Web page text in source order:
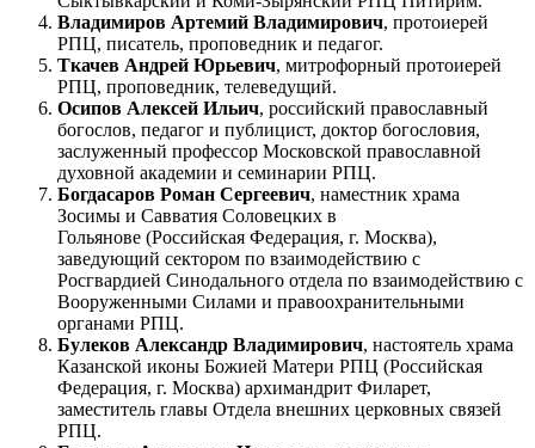
Владимиров Артемий Владимирович, протоиерей
РПЦ, писатель, проповедник и педагог.
Ткачев Андрей Юрьевич, митрофорный протоиерей
РПЦ, проповедник, телеведущий.
Осипов Алексей Ильич, российский православный
богослов, педагог и публицист, доктор богословия,
заслуженный профессор Московской православной
духовной академии и семинарии РПЦ.
Богдасаров Роман Сергеевич, наместник храма
Зосимы и Савватия Соловецких в
Гольянове (Российская Федерация, г. Москва),
заведующий сектором по взаимодействию с
Росгвардией Синодального отдела по взаимодействию с
Вооруженными Силами и правоохранительными
органами РПЦ.
Булеков Александр Владимирович, настоятель храма
Казанской иконы Божией Матери РПЦ (Российская
Федерация, г. Москва) архимандрит Филарет,
заместитель главы Отдела внешних церковных связей
РПЦ.